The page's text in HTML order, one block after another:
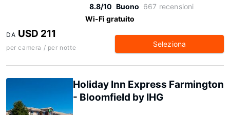
8.8/10 Buono 667 recensioni
Wi-Fi gratuito
DA USD 211
per camera / per notte Seleziona
Holiday Inn Express Farmington
- Bloomfield by IHG